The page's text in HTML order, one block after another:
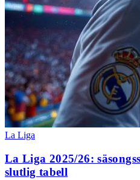
La Liga
La Liga 2025/26:
slutlig tabell